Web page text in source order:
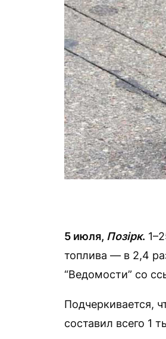
5 июля, Позірк.
топлива — в 2,4
“Ведомости” со
Подчеркивается,
составил всего 1